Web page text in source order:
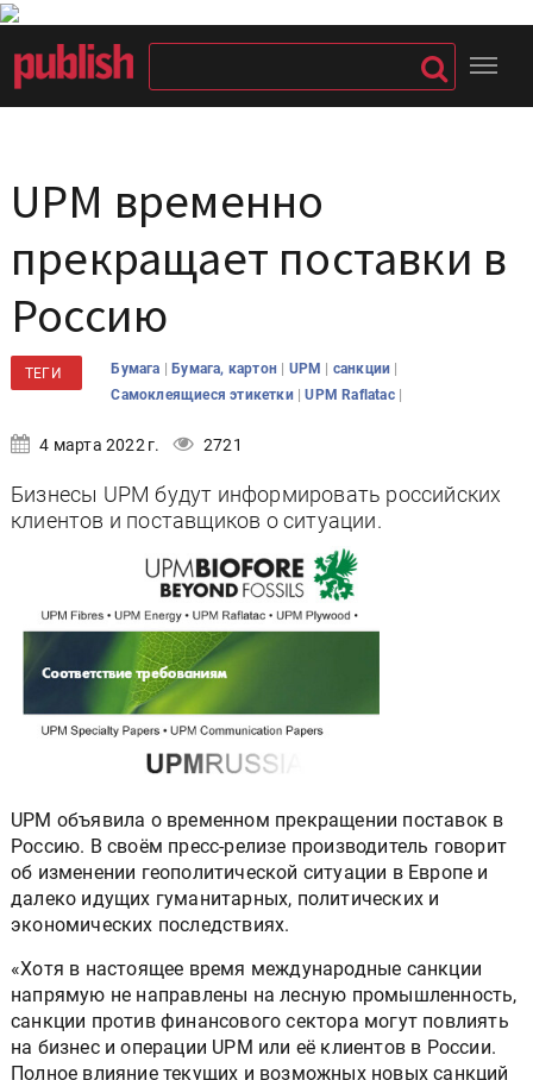
UPM временно
прекращает поставки в
Россию
ТЕГИ Бумага |Бумага, картон | UPM | санкции |
Самоклеящиеся этикетки |UPM Raflatac |
4 марта 2022 г. 2721
Бизнесы UPM будут информировать российских
клиентов и поставщиков о ситуации.
UPM объявила о временном прекращении поставок в
Россию. В своём пресс-релизе производитель говорит
об изменении геополитической ситуации в Европе и
далеко идущих гуманитарных, политических и
экономических последствиях.
«Хотя в настоящее время международные санкции
напрямую не направлены на лесную промышленность,
санкции против финансового сектора могут повлиять
на бизнес и операции UPM или её клиентов в России.
Полное влияние текущих и возможных новых санкций